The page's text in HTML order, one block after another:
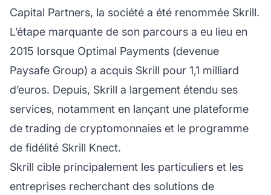
Capital Partners, la société a été renommée Skrill.
L’étape marquante de son parcours a eu lieu en
2015 lorsque Optimal Payments (devenue
Paysafe Group) a acquis Skrill pour 1,1 milliard
d’euros. Depuis, Skrill a largement étendu ses
services, notamment en lançant une plateforme
de trading de cryptomonnaies et le programme
de fidélité Skrill Knect.
Skrill cible principalement les particuliers et les
entreprises recherchant des solutions de